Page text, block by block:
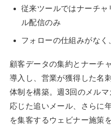
従来ツールではナーチ
ル配信のみ
フォローの仕組みがな
顧客データの集約とナーチ
導入し、営業が獲得した名
体制を構築。週3回のメル
応じた追いメール、さらに
を集客するウェビナー施策